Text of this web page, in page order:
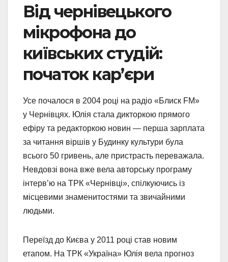
Від чернівецького
мікрофона до
київських студій:
початок кар’єри
Усе почалося в 2004 році на радіо «Блиск FM»
у Чернівцях. Юлія стала дикторкою прямого
ефіру та редакторкою новин — перша зарплата
за читання віршів у Будинку культури була
всього 50 гривень, але пристрасть переважала.
Невдовзі вона вже вела авторську програму
інтерв’ю на ТРК «Чернівці», спілкуючись із
місцевими знаменитостями та звичайними
людьми.
Переїзд до Києва у 2011 році став новим
етапом. На ТРК «Україна» Юлія вела прогноз